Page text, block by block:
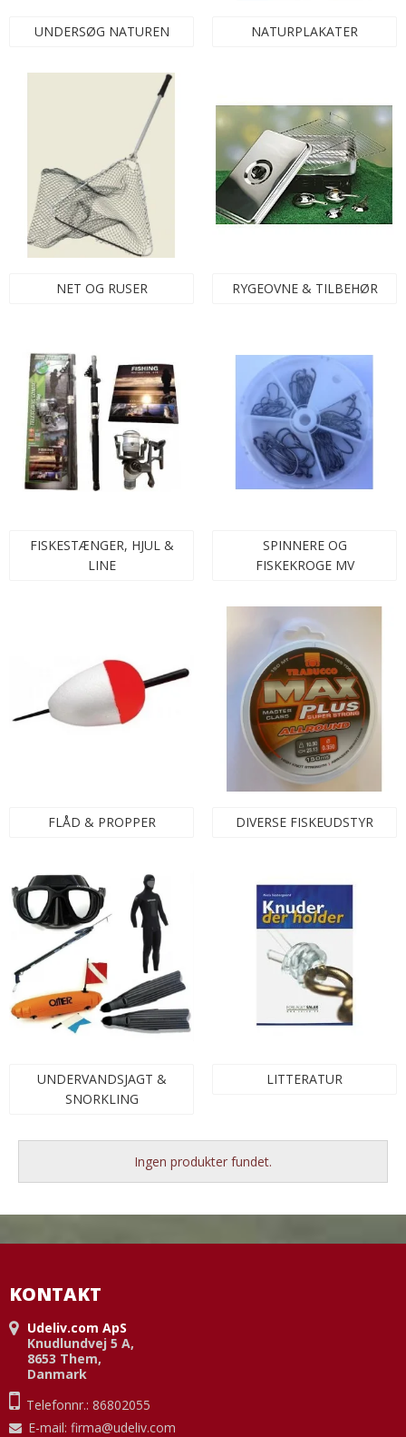
UNDERSØG NATUREN NATURPLAKATER
NET OG RUSER RYGEOVNE & TILBEHØR
FISKESTÆNGER, HJUL &
LINE
SPINNERE OG
FISKEKROGE MV
FLÅD & PROPPER DIVERSE FISKEUDSTYR
UNDERVANDSJAGT &
SNORKLING
LITTERATUR
Ingen produkter fundet.
KONTAKT
Udeliv.com ApS
Knudlundvej 5 A,
8653 Them,
Danmark
Telefonnr.: 86802055
E-mail: firma@udeliv.com